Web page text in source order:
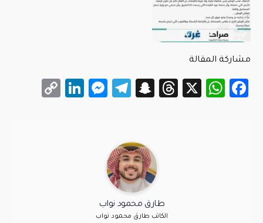
مشاركة المقالة
Facebook
WhatsApp
X
Threads
Snapchat
Telegram
Messenger
طارق محمود نواب
الكاتب طارق محمود نواب